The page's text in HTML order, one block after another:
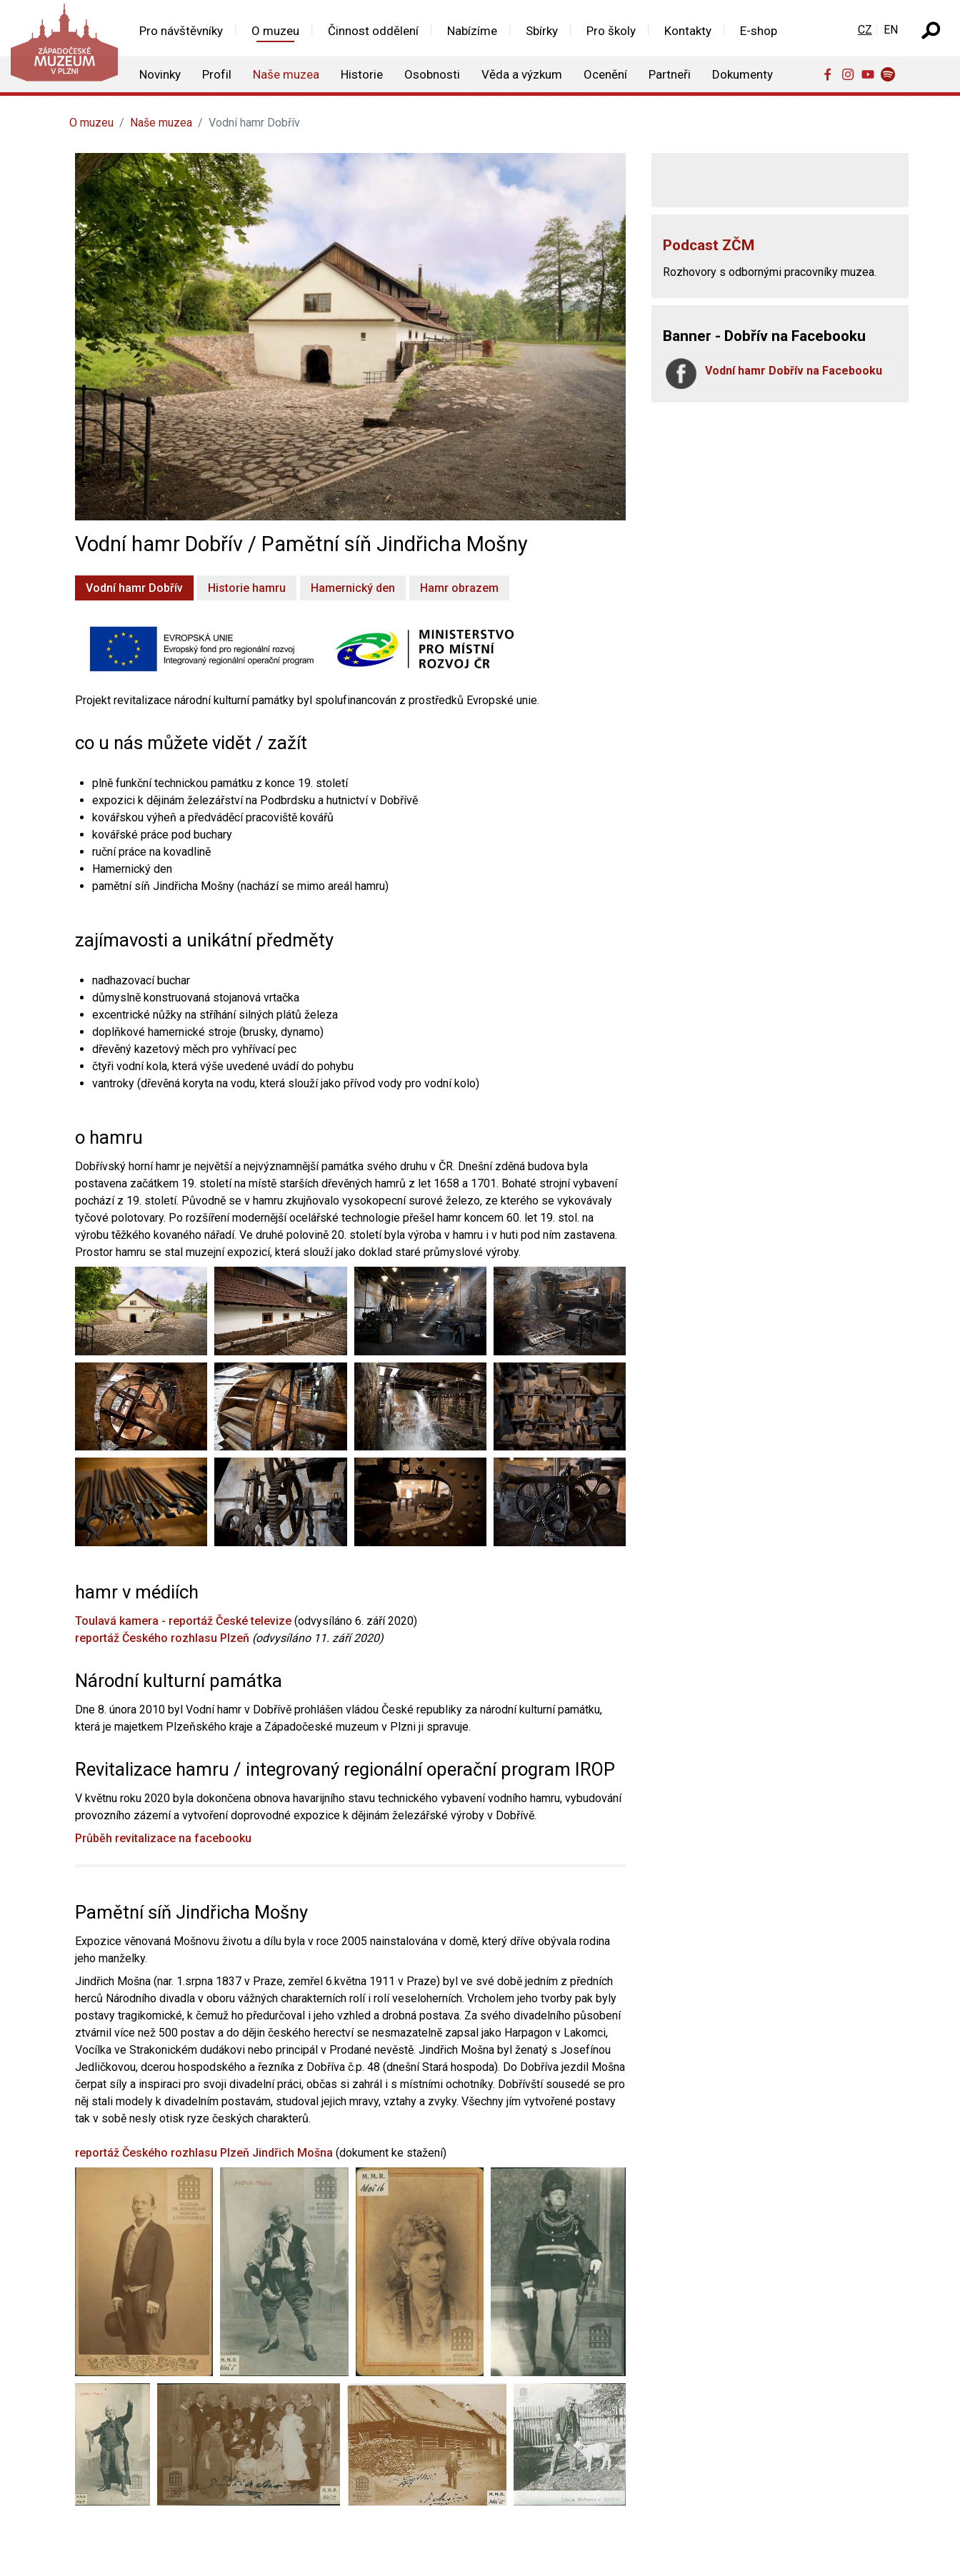
Pro návštěvníky O muzeu Činnost oddělení Nabízíme Sbírky Pro školy Kontakty E-shop
Novinky Profil Naše muzea Historie Osobnosti Věda a výzkum Ocenění Partneři Dokumenty
Zvolte jazyk
CZ EN
O muzeu Naše muzea Vodní hamr Dobřív
Vodní hamr Dobřív / Pamětní síň Jindřicha Mošny
Vodní hamr Dobřív Historie hamru Hamernický den Hamr obrazem
Projekt revitalizace národní kulturní památky byl spolufinancován z prostředků Evropské unie.
co u nás můžete vidět / zažít
plně funkční technickou památku z konce 19. století
expozici k dějinám železářství na Podbrdsku a hutnictví v Dobřívě
kovářskou výheň a předváděcí pracoviště kovářů
kovářské práce pod buchary
ruční práce na kovadlině
Hamernický den
pamětní síň Jindřicha Mošny (nachází se mimo areál hamru)
zajímavosti a unikátní předměty
nadhazovací buchar
důmyslně konstruovaná stojanová vrtačka
excentrické nůžky na stříhání silných plátů železa
doplňkové hamernické stroje (brusky, dynamo)
dřevěný kazetový měch pro vyhřívací pec
čtyři vodní kola, která výše uvedené uvádí do pohybu
vantroky (dřevěná koryta na vodu, která slouží jako přívod vody pro vodní kolo)
o hamru
Dobřívský horní hamr je největší a nejvýznamnější památka svého druhu v ČR. Dnešní zděná budova byla
postavena začátkem 19. století na místě starších dřevěných hamrů z let 1658 a 1701. Bohaté strojní vybavení
pochází z 19. století. Původně se v hamru zkujňovalo vysokopecní surové železo, ze kterého se vykovávaly
tyčové polotovary. Po rozšíření modernější ocelářské technologie přešel hamr koncem 60. let 19. stol. na
výrobu těžkého kovaného nářadí. Ve druhé polovině 20. století byla výroba v hamru i v huti pod ním zastavena.
Prostor hamru se stal muzejní expozicí, která slouží jako doklad staré průmyslové výroby.
hamr v médiích
Toulavá kamera - reportáž České televize (odvysíláno 6. září 2020)
reportáž Českého rozhlasu Plzeň (odvysíláno 11. září 2020)
Národní kulturní památka
Dne 8. února 2010 byl Vodní hamr v Dobřívě prohlášen vládou České republiky za národní kulturní památku,
která je majetkem Plzeňského kraje a Západočeské muzeum v Plzni ji spravuje.
Revitalizace hamru / integrovaný regionální operační program IROP
V květnu roku 2020 byla dokončena obnova havarijního stavu technického vybavení vodního hamru, vybudování
provozního zázemí a vytvoření doprovodné expozice k dějinám železářské výroby v Dobřívě.
Průběh revitalizace na facebooku
Pamětní síň Jindřicha Mošny
Expozice věnovaná Mošnovu životu a dílu byla v roce 2005 nainstalována v domě, který dříve obývala rodina
jeho manželky.
Jindřich Mošna (nar. 1.srpna 1837 v Praze, zemřel 6.května 1911 v Praze) byl ve své době jedním z předních
herců Národního divadla v oboru vážných charakterních rolí i rolí veseloherních. Vrcholem jeho tvorby pak byly
postavy tragikomické, k čemuž ho předurčoval i jeho vzhled a drobná postava. Za svého divadelního působení
ztvárnil více než 500 postav a do dějin českého herectví se nesmazatelně zapsal jako Harpagon v Lakomci,
Vocílka ve Strakonickém dudákovi nebo principál v Prodané nevěstě. Jindřich Mošna byl ženatý s Josefínou
Jedličkovou, dcerou hospodského a řezníka z Dobříva č.p. 48 (dnešní Stará hospoda). Do Dobříva jezdil Mošna
čerpat síly a inspiraci pro svoji divadelní práci, občas si zahrál i s místními ochotníky. Dobřívští sousedé se pro
něj stali modely k divadelním postavám, studoval jejich mravy, vztahy a zvyky. Všechny jím vytvořené postavy
tak v sobě nesly otisk ryze českých charakterů.
reportáž Českého rozhlasu Plzeň Jindřich Mošna (dokument ke stažení)
Podcast ZČM
Rozhovory s odbornými pracovníky muzea.
Banner - Dobřív na Facebooku
Vodní hamr Dobřív na Facebooku